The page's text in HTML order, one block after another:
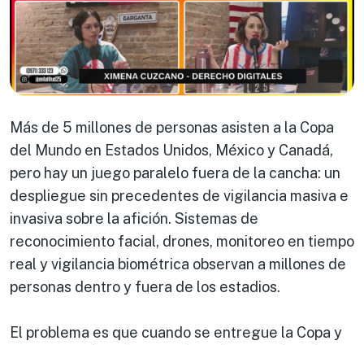
Más de 5 millones de personas asisten a la Copa
del Mundo en Estados Unidos, México y Canadá,
pero hay un juego paralelo fuera de la cancha: un
despliegue sin precedentes de vigilancia masiva e
invasiva sobre la afición. Sistemas de
reconocimiento facial, drones, monitoreo en tiempo
real y vigilancia biométrica observan a millones de
personas dentro y fuera de los estadios.
El problema es que cuando se entregue la Copa y